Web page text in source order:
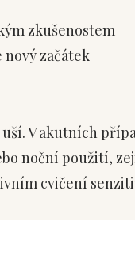
zkušenostem
nový začátek
V akutních
noční použití,
cvičení